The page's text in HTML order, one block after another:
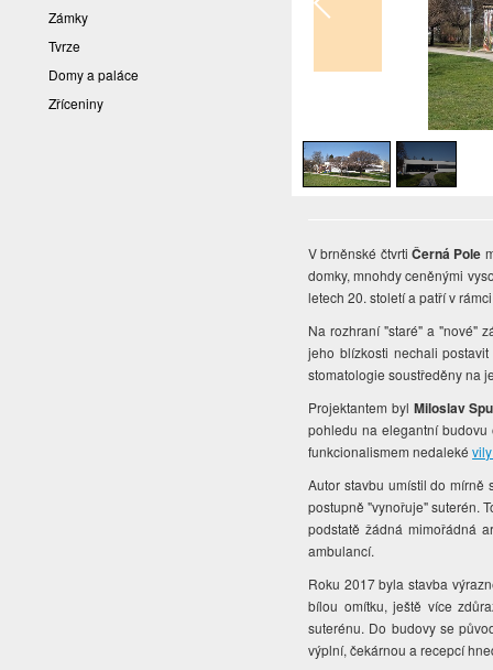
Zámky
Tvrze
Domy a paláce
Zříceniny
V brněnské čtvrtiČerná Pole
domky, mnohdy ceněnými
letech 20. století a patří v
Na rozhraní "staré" a "nové"
jeho blízkosti nechali
stomatologie soustředěny na
Projektantem byl Miloslav
pohledu na elegantní
funkcionalismem nedaleké
Autor stavbu umístil do mírně
postupně "vynořuje" suterén.
podstatě žádná mimořádná
ambulancí.
Roku 2017 byla stavba
bílou omítku, ještě více
suterénu. Do budovy se
výplní, čekárnou a recepcí